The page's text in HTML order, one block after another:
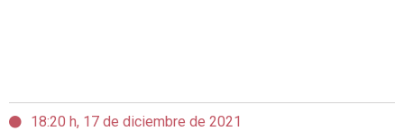
18:20 h, 17 de diciembre de 2021